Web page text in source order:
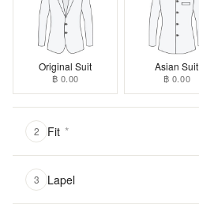
Original Suit
฿ 0.00
Asian Suit
฿ 0.00
2 Fit *
3 Lapel